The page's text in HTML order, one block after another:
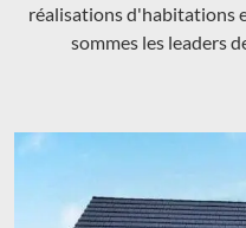
réalisations d'habitations
sommes les leaders